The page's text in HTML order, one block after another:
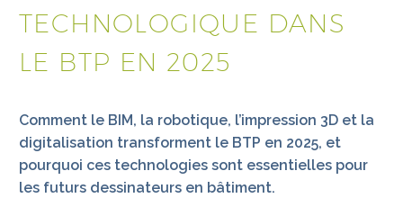
TECHNOLOGIQUE DANS
LE BTP EN 2025
Comment le BIM, la robotique, l’impression 3D et la
digitalisation transforment le BTP en 2025, et
pourquoi ces technologies sont essentielles pour
les futurs dessinateurs en bâtiment.